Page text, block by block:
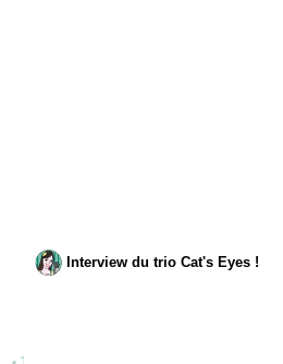
Interview du trio Cat's Eyes !